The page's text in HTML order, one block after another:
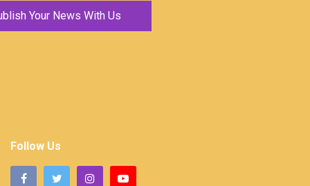
Your News With Us
Follow Us